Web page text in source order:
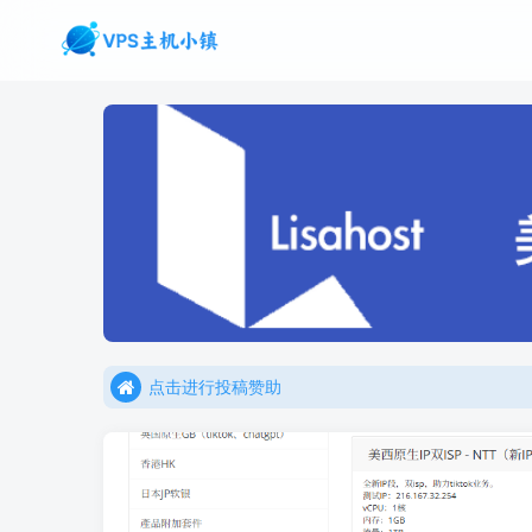
点击进行投稿赞助
点击加入官方TG频道/聊天群
点击进行投稿赞助
点击加入官方TG频道/聊天群